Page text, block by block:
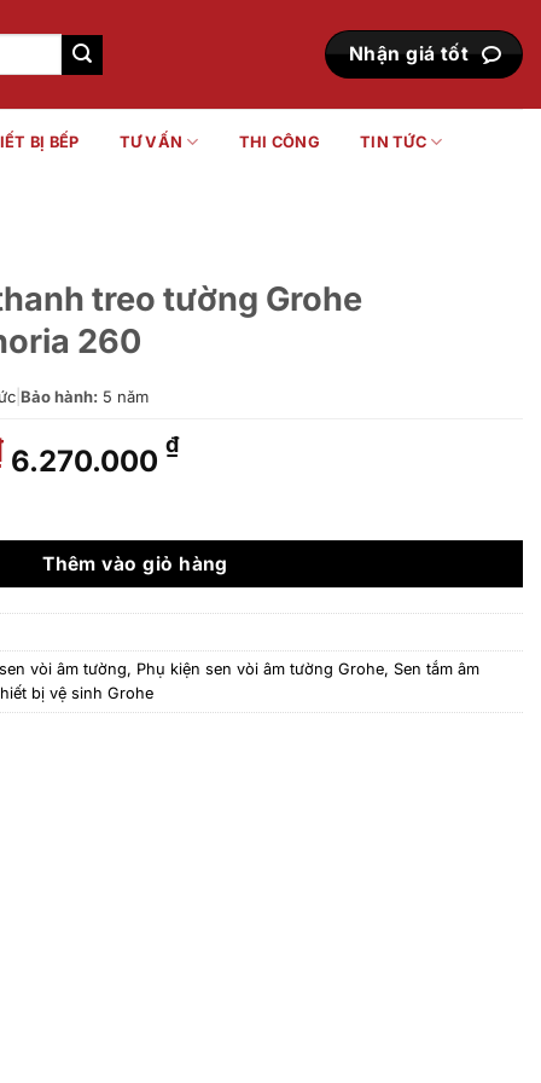
Nhận giá tốt
BỊ BẾP TƯ VẤN THI CÔNG TIN TỨC
treo tường Grohe
260
Bảo hành: 5 năm
Giá
gốc
8.300.000 ₫.
6.270.000 ₫Giá
là:
6.270.000 ₫.
Grohe 26458000 Euphoria 260 số lượng
Thêm vào giỏ hàng
vòi âm tường, Phụ kiện sen vòi âm tường Grohe, Sen tắm âm
bị vệ sinh Grohe